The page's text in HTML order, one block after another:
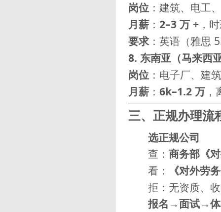
岗位 ：建筑、电工
月薪 ： 2–3 万 + ，
要求：英语（雅思
8. 东南亚（马来西
岗位 ：电子厂、建
月薪 ： 6k–1.2 万
三、正规办理流
选正规公司
查： 商务部《
看：
《对外劳
拒：无资质、
报名→面试→